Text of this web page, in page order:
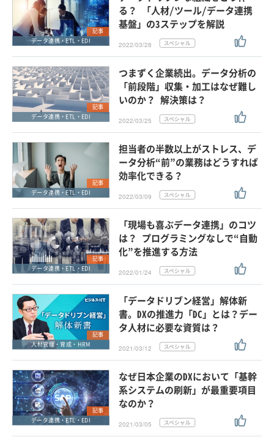
記事
データ連携・ETL・EDI
る？ 「人材/ツール/データ連携
基盤」の3ステップを解説
2022/03/28
記事
データ連携・ETL・EDI
つまずく企業続出。データ分析の
「前段階」収集・加工はなぜ難し
いのか？ 解決策は？
2022/03/25
記事
データ連携・ETL・EDI
担当者の半数以上がストレス、デ
ータ分析“前”の業務はどうすれば
効率化できる？
2022/03/09
記事
データ連携・ETL・EDI
「現場も喜ぶデータ連携」のコツ
は？ プログラミングなしで“自動
化”を推進する方法
2022/01/24
記事
人材管理・育成・HRM
「データドリブン経営」解体新
書。DXの推進力「DC」とは？デー
タ人材に必要な資質は？
2021/03/12
記事
データ連携・ETL・EDI
なぜ日本企業のDXにおいて「基幹
系システムの刷新」が最重要項目
なのか？
2021/03/05